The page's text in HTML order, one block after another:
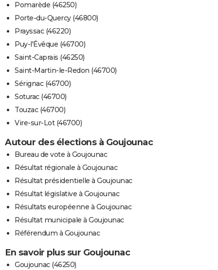
Pomarède (46250)
Porte-du-Quercy (46800)
Prayssac (46220)
Puy-l'Évêque (46700)
Saint-Caprais (46250)
Saint-Martin-le-Redon (46700)
Sérignac (46700)
Soturac (46700)
Touzac (46700)
Vire-sur-Lot (46700)
Autour des élections à Goujounac
Bureau de vote à Goujounac
Résultat régionale à Goujounac
Résultat présidentielle à Goujounac
Résultat législative à Goujounac
Résultats européenne à Goujounac
Résultat municipale à Goujounac
Référendum à Goujounac
En savoir plus sur Goujounac
Goujounac (46250)